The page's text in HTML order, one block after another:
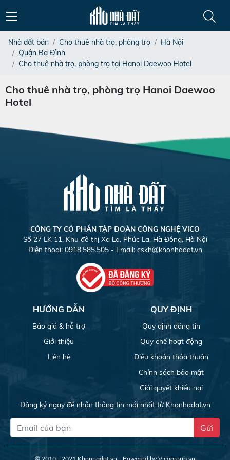
Nhà đất bán Cho thuê nhà trọ, phòng trọ
Hà Nội
Quận Ba Đình
Cho thuê nhà trọ, phòng trọ tại Hanoi Daewoo Hotel
Cho thuê nhà trọ, phòng trọ Hanoi Daewoo
Hotel
CÔNG TY CỎ PHẦN TẬP ĐOÀN CÔNG NGHỆ VICO
Số 27 LK 11, Khu đô thị Xa La, Phúc La, Hà Đông, Hà Nội
Điện thoại: 0918.585.505 - Email: cskh@khonhadat.vn
HƯỚNG DẪN
Báo giá & hỗ trợ
Giới thiệu
Liên hệ
QUY ĐỊNH
Quy định đăng tin
Quy chế hoạt động
Điều khoản thỏa thuận
Chính sách bảo mật
Giải quyết khiếu nại
Đăng ký ngay để nhận thông tin mới nhất từ Khonhadat.vn
Gửi